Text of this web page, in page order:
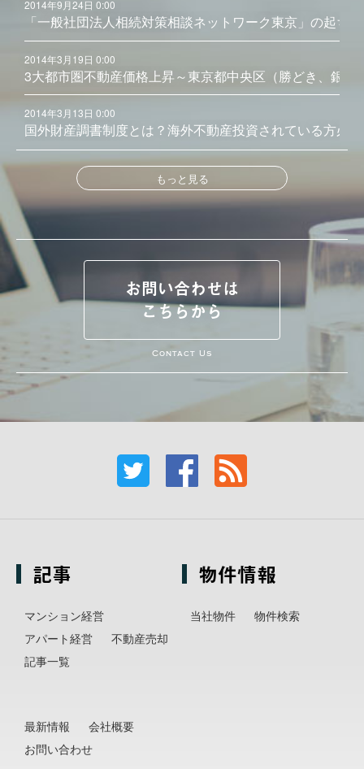
2014年9月24日 0:00
「一般社団法人相続対策相談ネットワーク東京」の起ち
2014年3月19日 0:00
3大都市圏不動産価格上昇～東京都中央区（勝どき、銀座
2014年3月13日 0:00
国外財産調書制度とは？海外不動産投資されている方必見
もっと見る
お問い合わせは
こちらから
Contact Us
記事
マンション経営
アパート経営
不動産売却
記事一覧
物件情報
当社物件 物件検索
最新情報
会社概要
お問い合わせ